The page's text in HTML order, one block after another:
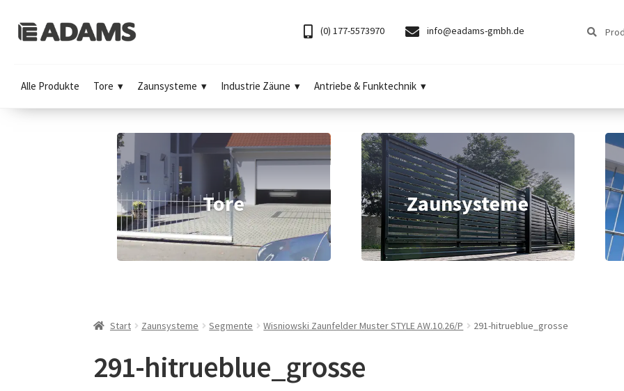
(0) 177-5573970 info@eadams-gmbh.de
nach:
Alle Produkte Tore Zaunsysteme Industrie Zäune Antriebe & Funktechnik
Tore Zaunsysteme
Start Zaunsysteme Segmente Wisniowski Zaunfelder Muster STYLE AW.10.26/P 291-hitrueblue_grosse
291-hitrueblue_grosse